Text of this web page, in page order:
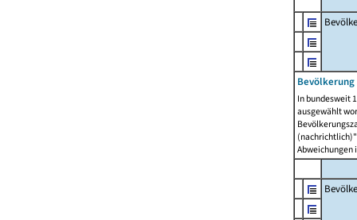
In bundesweit
ausgewählt
Abweichungen